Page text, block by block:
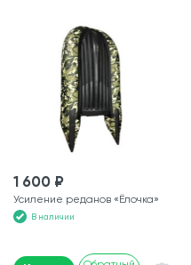
1 600 ₽
Усиление реданов «Ёлочка»
В наличии